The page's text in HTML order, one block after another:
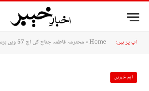
آپ پر ہیں: Home
» محترمہ فاطمہ جناح کی آج 57 ویں برسی منائی جا رہی ہے
اہم خبریں